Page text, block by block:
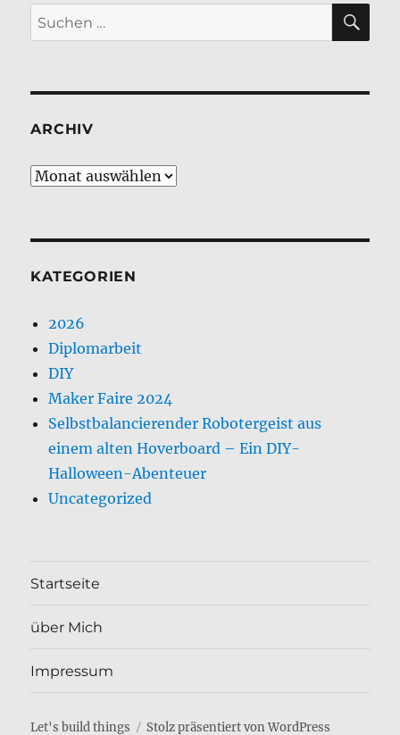
Suchen
nach:
ARCHIV
Archiv
KATEGORIEN
2026
Diplomarbeit
DIY
Maker Faire 2024
Selbstbalancierender Robotergeist aus
einem alten Hoverboard – Ein DIY-
Halloween-Abenteuer
Uncategorized
Startseite
über Mich
Impressum
Let's build things Stolz präsentiert von WordPress